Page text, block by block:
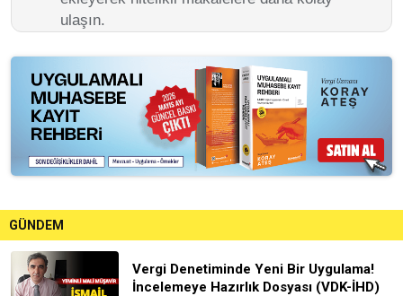
ulaşın.
GÜNDEM
Vergi Denetiminde Yeni Bir Uygulama!
İncelemeye Hazırlık Dosyası (VDK-İHD)